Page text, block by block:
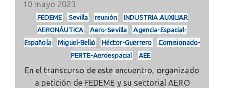
10 mayo 2023
FEDEME Sevilla reunión
INDUSTRIA AUXILIAR
AERONÁUTICA
Aero-Sevilla
Agencia-Espacial-
Española
Miguel-Belló Héctor-Guerrero
Comisionado-
PERTE-Aeroespacial
AEE
En el transcurso de este encuentro, organizado
a petición de FEDEME y su sectorial AERO